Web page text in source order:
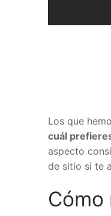
Los que
cuál
aspecto
de sitio si te